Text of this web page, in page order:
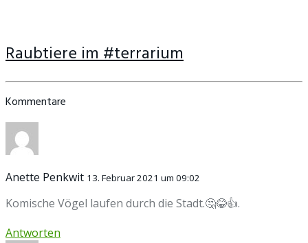
Raubtiere im #terrarium
Kommentare
Anette Penkwit 13. Februar 2021 um 09:02
Komische Vögel laufen durch die Stadt.🤔😂👍.
Antworten